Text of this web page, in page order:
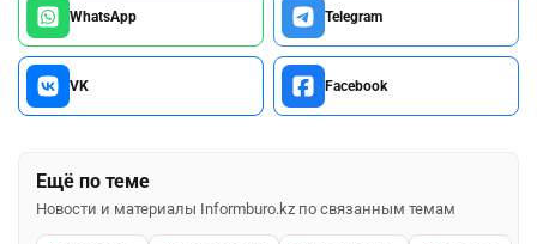
WhatsApp Telegram
VK Facebook
Ещё по теме
Новости и материалы Informburo.kz по связанным темам